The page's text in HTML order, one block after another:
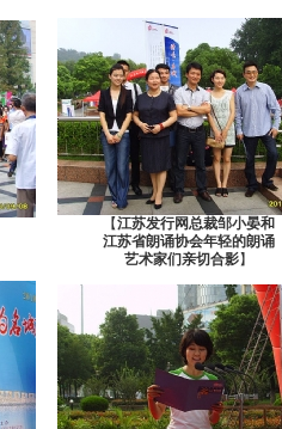
【江苏发行网总裁邹小晏和
江苏省朗诵协会年轻的朗诵
艺术家们亲切合影】